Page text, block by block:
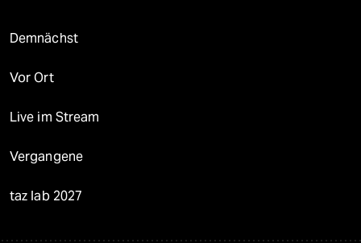
Demnächst
Vor Ort
Live im Stream
Vergangene
taz lab 2027